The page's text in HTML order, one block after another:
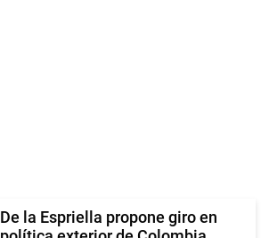
De la Espriella propone giro en